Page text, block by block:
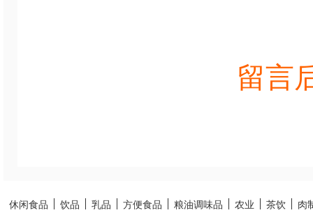
留言
休闲食品 饮品 乳品 方便食品 粮油调味品 农业 茶饮 肉